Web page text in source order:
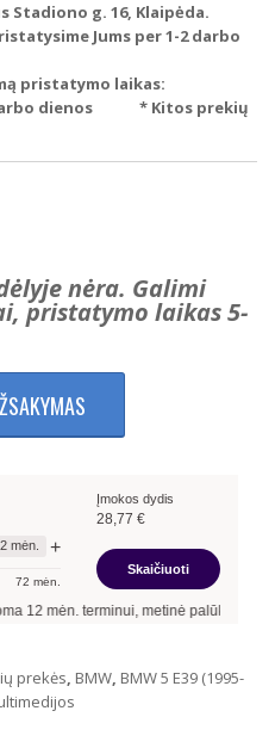
Stadiono g. 16, Klaipėda.
Jums per 1-2 darbo
pristatymo laikas:
dienos * Kitos prekių
nėra. Galimi
pristatymo laikas 5-
mėn. +
72 mėn.
Įmokos dydis
28,77 €
Skaičiuoti
mėn. terminui, metinė palūkanų norma –
prekės, BMW, BMW 5 E39 (1995-